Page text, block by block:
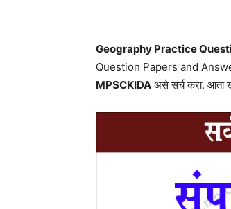
Geography Practice
Question Papers and
MPSCKIDA असे सर्च करा. आता